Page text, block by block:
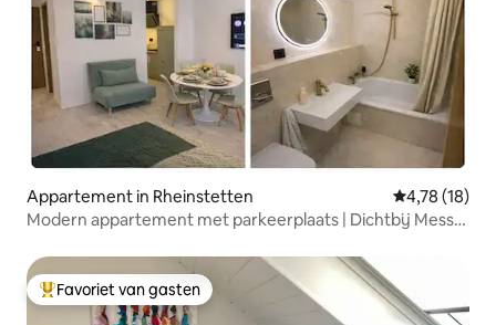
Appartement in Rheinstetten Gemiddelde
4,78 (18)
Modern appartement met parkeerplaats | Dichtbij Messe
Topfavoriet van gasten
Favoriet van gasten